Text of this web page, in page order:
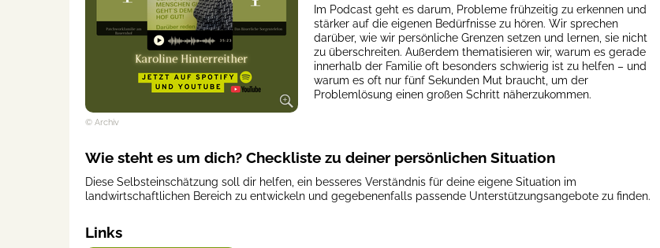
© Archiv
Im Podcast geht es darum, Probleme frühzeitig zu erkennen und
stärker auf die eigenen Bedürfnisse zu hören. Wir sprechen
darüber, wie wir persönliche Grenzen setzen und lernen, sie nicht
zu überschreiten. Außerdem thematisieren wir, warum es gerade
innerhalb der Familie oft besonders schwierig ist zu helfen – und
warum es oft nur fünf Sekunden Mut braucht, um der
Problemlösung einen großen Schritt näherzukommen.
Wie steht es um dich? Checkliste zu deiner persönlichen Situation
Diese Selbsteinschätzung soll dir helfen, ein besseres Verständnis für deine eigene Situation im
landwirtschaftlichen Bereich zu entwickeln und gegebenenfalls passende Unterstützungsangebote zu finden.
Links